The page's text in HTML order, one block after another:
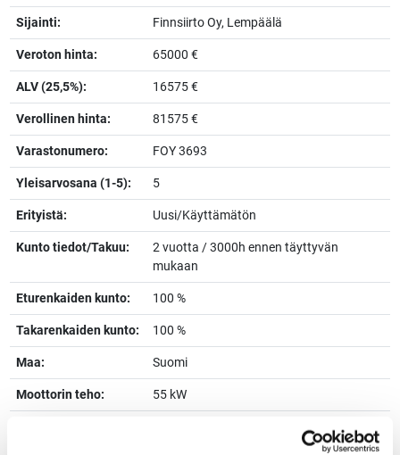
Sijainti: Finnsiirto Oy, Lempäälä
Veroton hinta: 65000 €
ALV (25,5%): 16575 €
Verollinen hinta: 81575 €
Varastonumero: FOY 3693
Yleisarvosana (1-5): 5
Erityistä: Uusi/Käyttämätön
Kunto tiedot/Takuu:
2 vuotta / 3000h ennen täyttyvän
mukaan
Eturenkaiden kunto: 100 %
Takarenkaiden kunto: 100 %
Maa: Suomi
Moottorin teho: 55 kW